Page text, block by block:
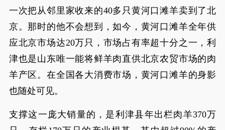
一次把从邻里家收来的40多只黄河口滩羊卖到了北
京。那时的他不会想到，如今，黄河口滩羊全年供
应北京市场达20万只，市场占有率超十分之一，利
津也是山东唯一能将鲜羊肉直供北京农贸市场的肉
羊产区。在全国各大消费市场，黄河口滩羊的身影
也随处可见。
支撑这一庞大销量的，是利津县年出栏肉羊370万